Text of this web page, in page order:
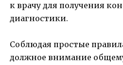
к врачу для получения
диагностики.
Соблюдая простые
должное внимание